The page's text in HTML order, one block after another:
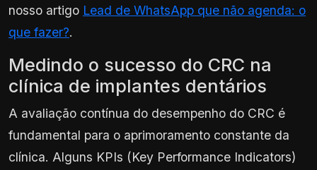
nosso artigo Lead de WhatsApp que não agenda: o
que fazer?.
Medindo o sucesso do CRC na
clínica de implantes dentários
A avaliação contínua do desempenho do CRC é
fundamental para o aprimoramento constante da
clínica. Alguns KPIs (Key Performance Indicators)